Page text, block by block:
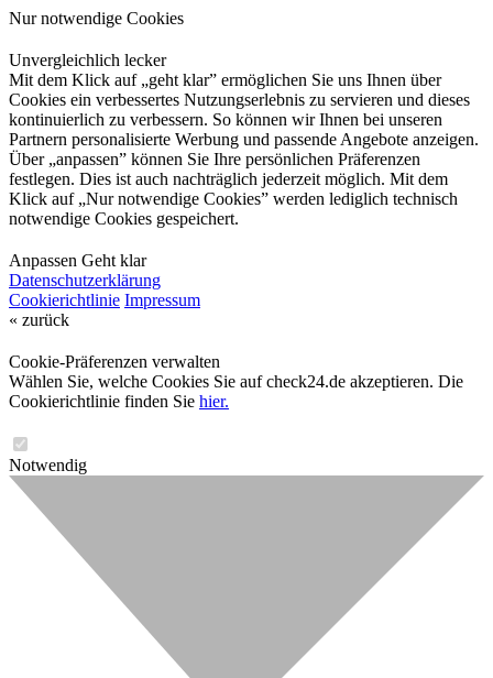
Nur notwendige Cookies
Unvergleichlich lecker
Mit dem Klick auf „geht klar” ermöglichen Sie uns Ihnen über
Cookies ein verbessertes Nutzungserlebnis zu servieren und dieses
kontinuierlich zu verbessern. So können wir Ihnen bei unseren
Partnern personalisierte Werbung und passende Angebote anzeigen.
Über „anpassen” können Sie Ihre persönlichen Präferenzen
festlegen. Dies ist auch nachträglich jederzeit möglich. Mit dem
Klick auf „Nur notwendige Cookies” werden lediglich technisch
notwendige Cookies gespeichert.
Anpassen Geht klar
Datenschutzerklärung
Cookierichtlinie Impressum
« zurück
Cookie-Präferenzen verwalten
Wählen Sie, welche Cookies Sie auf check24.de akzeptieren. Die
Cookierichtlinie finden Sie hier.
Notwendig